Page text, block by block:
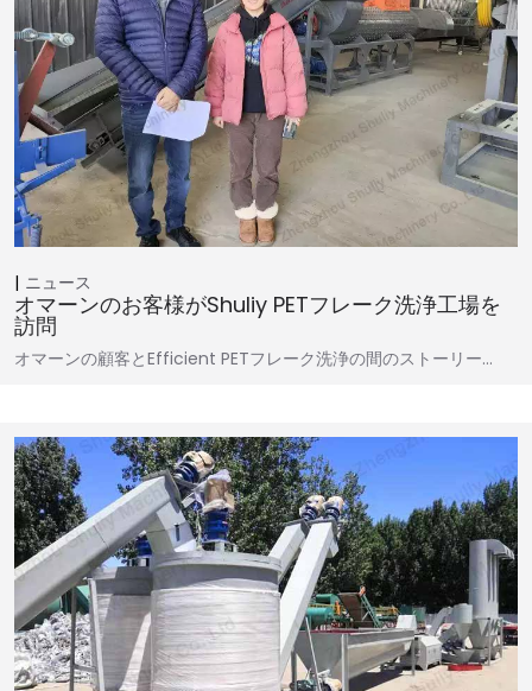
ニュース
オマーンのお客様がShuliy PETフレーク洗浄工場を
訪問
オマーンの顧客とEfficient PETフレーク洗浄の間のストーリー…